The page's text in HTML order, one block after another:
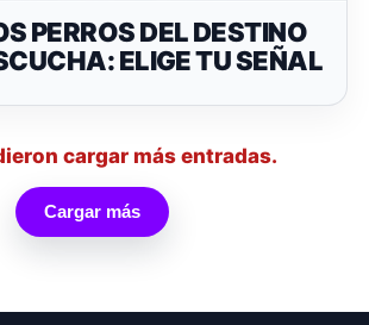
PERROS DEL DESTINO
ELIGE TU SEÑAL
cargar más entradas.
Cargar más